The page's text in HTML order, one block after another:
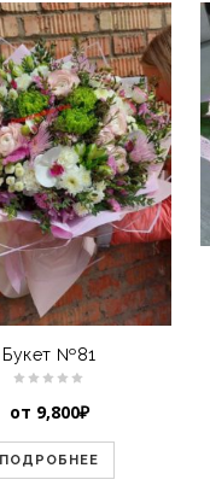
Букет №81
от 9,800₽
ПОДРОБНЕЕ